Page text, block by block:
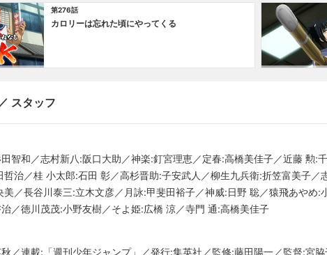
第276話
カロリーは忘れた頃にやってくる
スタッフ
智和／志村新八:阪口大助／神楽:釘宮理恵／定春:高橋美佳子／近藤 勲:
哲治／桂 小太郎:石田 彰／高杉晋助:子安武人／柳生九兵衛:折笠富美子
美／長谷川泰三:立木文彦／月詠:甲斐田裕子／神威:日野 聡／猿飛あやめ
／徳川茂茂:小野友樹／そよ姫:広橋 涼／寺門 通:高橋美佳子
／連載:「週刊少年ジャンプ」／発行:集英社／監修:藤田陽一／監督:宮